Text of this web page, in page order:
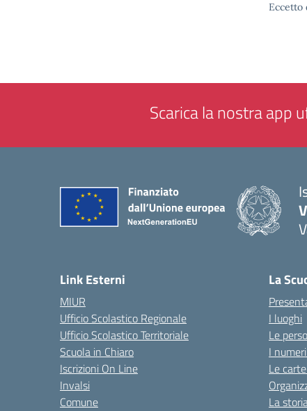
Eccetto
Scarica la nostra app
Link Esterni
MIUR
Ufficio Scolastico Regionale
Ufficio Scolastico Territoriale
Scuola in Chiaro
Iscrizioni On Line
Invalsi
Comune
La
I luoghi
Le
I
Le
La